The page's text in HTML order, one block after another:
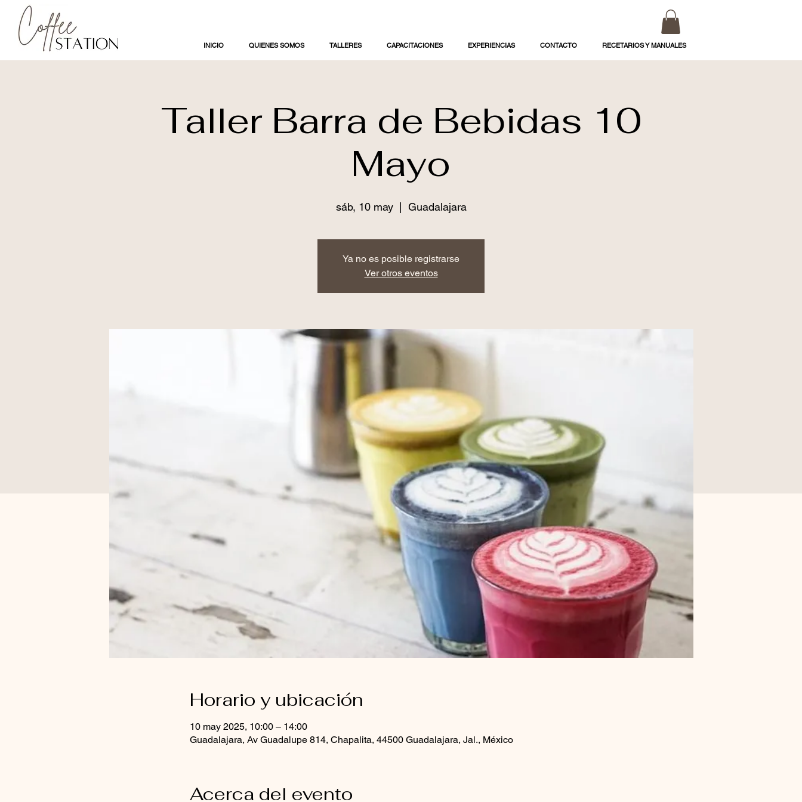
INICIO QUIENES SOMOS TALLERES CAPACITACIONES EXPERIENCIAS CONTACTO RECETARIOS Y MANUALES
Taller Barra de Bebidas 10
Mayo
sáb, 10 may
  |
Guadalajara
Ya no es posible registrarse
Ver otros eventos
Horario y ubicación
10 may 2025, 10:00 – 14:00
Guadalajara, Av Guadalupe 814, Chapalita, 44500 Guadalajara, Jal., México
Acerca del evento